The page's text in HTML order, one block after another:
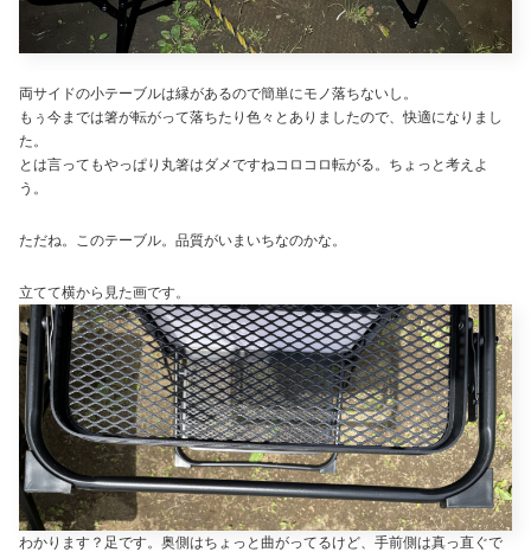
両サイドの小テーブルは縁があるので簡単にモノ落ちないし。
もぅ今までは箸が転がって落ちたり色々とありましたので、快適になりまし
た。
とは言ってもやっぱり丸箸はダメですねコロコロ転がる。ちょっと考えよ
う。
ただね。このテーブル。品質がいまいちなのかな。
立てて横から見た画です。
わかります？足です。奥側はちょっと曲がってるけど、手前側は真っ直ぐで